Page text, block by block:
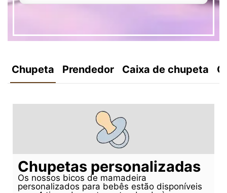
Chupeta Prendedor Caixa de chupeta
Chupetas personalizadas
Os nossos bicos de mamadeira
personalizados para bebês estão disponíveis